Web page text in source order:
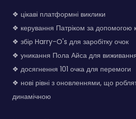
❖ цікаві платформні виклики
❖ керування Патріком за допомогою
❖ збір Harry-O's для заробітку очок
❖ уникання Пола Айса для
❖ досягнення 101 очка для перемоги
❖ нові рівні з оновленнями, що
динамічною